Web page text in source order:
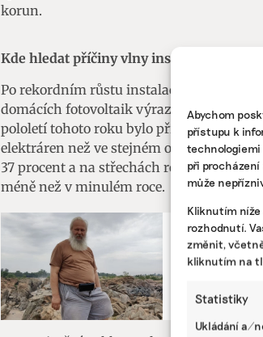
Abychom
přístupu k
technologiemi
při procházení
může
Kliknutím níže
rozhodnutí.
změnit,
kliknutím na
Statistiky
Ukládání a/
korun.
Kde hledat příčiny vlny insolvencí
Po rekordním růstu instalací v letech
domácích fotovoltaik výrazný útlum.
pololetí tohoto roku bylo připojeno o 26
elektráren než ve stejném období loni.
37 procent a na střechách rodinných
méně než v minulém roce.
ZEMĚDĚLSTVÍ